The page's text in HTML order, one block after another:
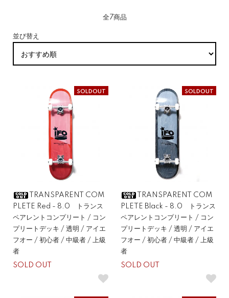
全7商品
並び替え
SOLDOUT
TRANSPARENT COM
PLETE Red - 8.0 トランス
ペアレントコンプリート / コン
プリートデッキ / 透明 / アイエ
フオー / 初心者 / 中級者 / 上級
者
SOLD OUT
SOLDOUT
TRANSPARENT COM
PLETE Black - 8.0 トランス
ペアレントコンプリート / コン
プリートデッキ / 透明 / アイエ
フオー / 初心者 / 中級者 / 上級
者
SOLD OUT